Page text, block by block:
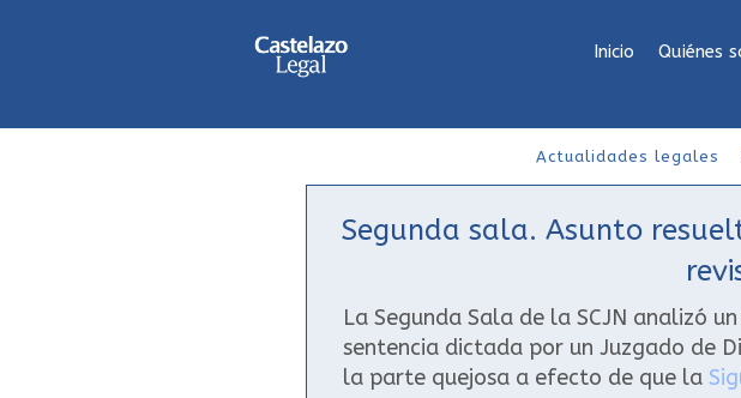
Inicio Quiénes
Actualidades legales
Segunda sala. Asunto
La Segunda Sala de la SCJN analizó
sentencia dictada por un Juzgado de
la parte quejosa a efecto de que la